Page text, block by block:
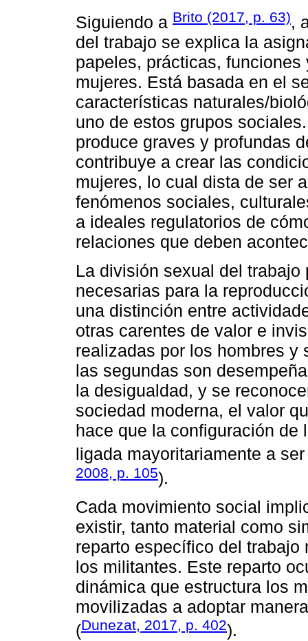
Siguiendo a Brito (2017, p. 63),
del trabajo se explica la
papeles, prácticas,
mujeres. Está basada en el
características naturales/
uno de estos grupos
produce graves y profundas
contribuye a crear las
mujeres, lo cual dista de ser
fenómenos sociales,
a ideales regulatorios de
relaciones que deben
La división sexual del
necesarias para la
una distinción entre
otras carentes de valor e
realizadas por los hombres y
las segundas son
la desigualdad, y se
sociedad moderna, el valor
hace que la configuración de
ligada mayoritariamente a
2008, p. 105).
Cada movimiento social
existir, tanto material como
reparto específico del
los militantes. Este reparto
dinámica que estructura los
movilizadas a adoptar
(Dunezat, 2017, p. 402).